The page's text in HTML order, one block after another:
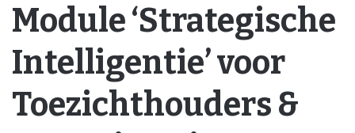
Module ‘Strategische
Intelligentie’ voor
Toezichthouders &